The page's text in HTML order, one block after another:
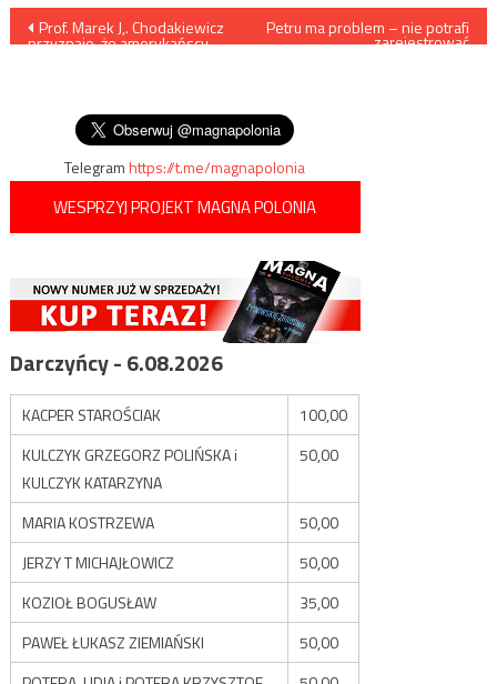
Nawigacja
Prof. Marek J,. Chodakiewicz
przyznaje, że amerykańscy
Petru ma problem – nie potrafi
zarejestrować
Telegramhttps://t.me/magnapolonia
WESPRZYJ PROJEKT MAGNA POLONIA
Darczyńcy - 6.08.2026
KACPER STAROŚCIAK
100,00
KULCZYK GRZEGORZ POLIŃSKA i
KULCZYK KATARZYNA
50,00
MARIA KOSTRZEWA
50,00
JERZY T MICHAJŁOWICZ
50,00
KOZIOŁ BOGUSŁAW
35,00
PAWEŁ ŁUKASZ ZIEMIAŃSKI
50,00